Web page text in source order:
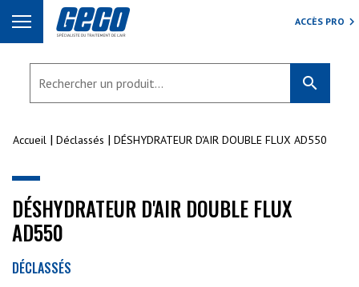
ACCÈS PRO
search
Accueil Déclassés DÉSHYDRATEUR D'AIR DOUBLE FLUX AD550
DÉSHYDRATEUR D'AIR DOUBLE FLUX
AD550
DÉCLASSÉS